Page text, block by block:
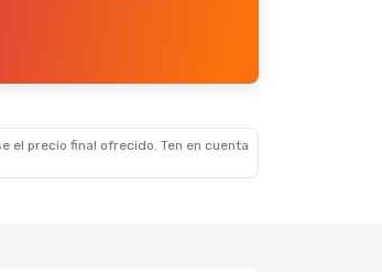
el precio final ofrecido. Ten en cuenta